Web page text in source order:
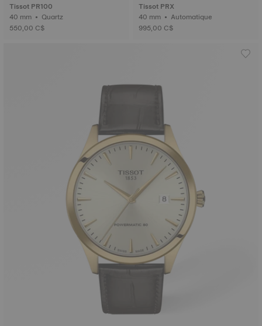
Tissot PR100
40 mm • Quartz
550,00 C$
Tissot PRX
40 mm • Automatique
995,00 C$